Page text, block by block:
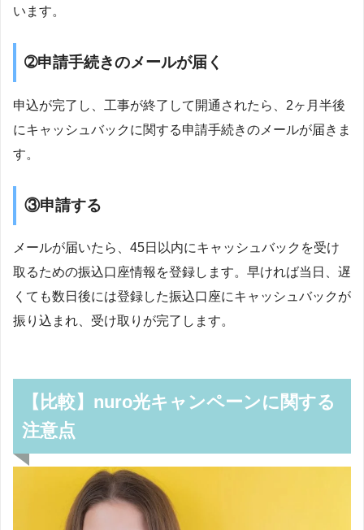
います。
➁申請手続きのメールが届く
申込が完了し、工事が終了して開通されたら、2ヶ月半後
にキャッシュバックに関する申請手続きのメールが届きま
す。
③申請する
メールが届いたら、45日以内にキャッシュバックを受け
取るための振込口座情報を登録します。早ければ当日、遅
くても数日後には登録した振込口座にキャッシュバックが
振り込まれ、受け取りが完了します。
【比較】nuro光キャンペーンに関する
注意点